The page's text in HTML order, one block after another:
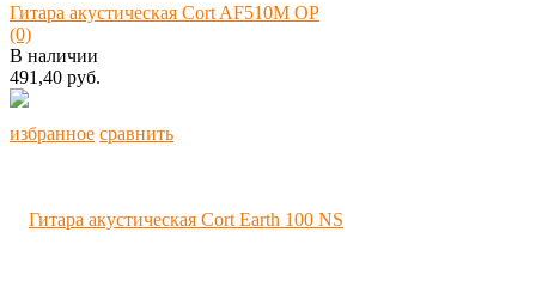
избранное сравнить
Гитара акустическая Cort AF510M OP
(0)
В наличии
491,40 руб.